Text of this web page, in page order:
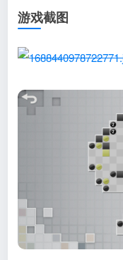
游戏截图